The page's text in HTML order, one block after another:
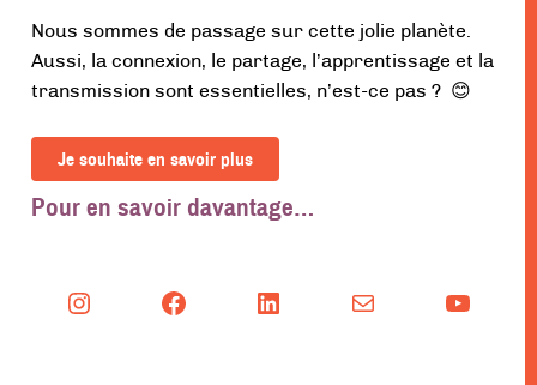
Nous sommes de passage sur cette jolie planète.
Aussi, la connexion, le partage, l’apprentissage et la
transmission sont essentielles, n’est-ce pas ? 😊
Je souhaite en savoir plus
Pour en savoir davantage…
Instagram Facebook LinkedIn